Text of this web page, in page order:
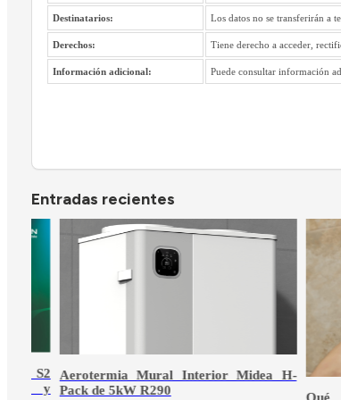
Destinatarios: Los datos no se transferirán a
Derechos: Tiene derecho a acceder,
Información adicional: Puede consultar información
Entradas recientes
Midea H-